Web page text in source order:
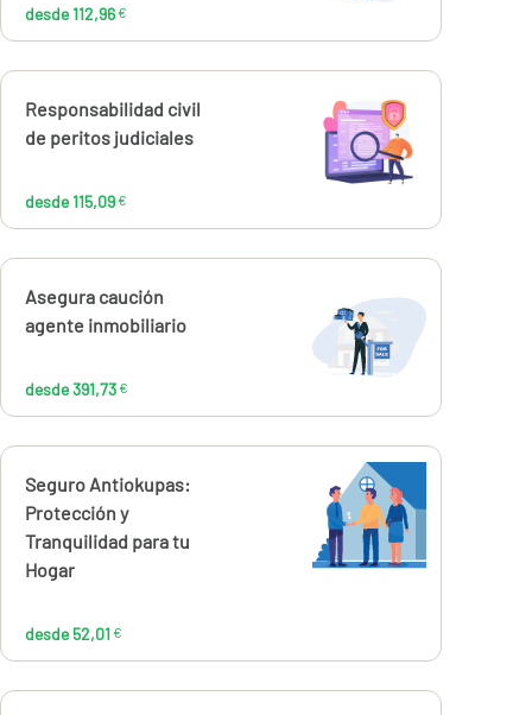
desde 112,96 €
Calcúlalo ahora
Responsabilidad civil
de peritos judiciales
desde 115,09 €
115,09€
Calcúlalo ahora
Asegura caución
agente inmobiliario
desde 391,73 €
391,73€
Calcúlalo ahora
Seguro Antiokupas:
Protección y
Tranquilidad para tu
Hogar
desde 52,01 €
52,01 €